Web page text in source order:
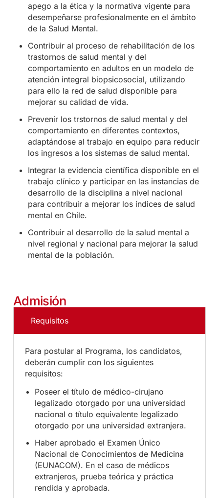
apego a la ética y la normativa vigente para
desempeñarse profesionalmente en el ámbito
de la Salud Mental.
Contribuir al proceso de rehabilitación de los
trastornos de salud mental y del
comportamiento en adultos en un modelo de
atención integral biopsicosocial, utilizando
para ello la red de salud disponible para
mejorar su calidad de vida.
Prevenir los trstornos de salud mental y del
comportamiento en diferentes contextos,
adaptándose al trabajo en equipo para reducir
los ingresos a los sistemas de salud mental.
Integrar la evidencia científica disponible en el
trabajo clínico y participar en las instancias de
desarrollo de la disciplina a nivel nacional
para contribuir a mejorar los índices de salud
mental en Chile.
Contribuir al desarrollo de la salud mental a
nivel regional y nacional para mejorar la salud
mental de la población.
Admisión
Requisitos
Para postular al Programa, los candidatos,
deberán cumplir con los siguientes
requisitos:
Poseer el título de médico-cirujano
legalizado otorgado por una universidad
nacional o título equivalente legalizado
otorgado por una universidad extranjera.
Haber aprobado el Examen Único
Nacional de Conocimientos de Medicina
(EUNACOM). En el caso de médicos
extranjeros, prueba teórica y práctica
rendida y aprobada.